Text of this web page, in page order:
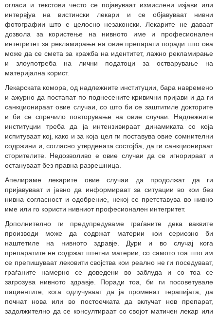
огласи и текстови често се појавуваат измислени изјави или
интервјуа на вистински лекари и се објавуваат нивни
фотографии што е целосно незаконски. Лекарите не даваат
дозвола за користење на нивното име и професионален
интегритет за рекламирање на овие препарати поради што ова
може да се смета за кражба на идентитет, лажно рекламирање
и злоупотреба на лични податоци за остварување на
материјална корист.
Лекарската комора, од надлежните институции, бара навремено
и ажурно да постапат по поднесените кривични пријави и да ги
санкционираат овие случаи, со што би се заштитиле докторите
и би се спречило повторување на овие случаи. Надлежните
институции треба да ја интензивираат динамиката со која
испитуваат кој, како и за која цел ги поставува овие сомнителни
содржини и, согласно утврдената состојба, да ги санкционираат
сторителите. Недозволиво е овие случаи да се игнорираат и
остануваат без правна разрешница.
Апелираме лекарите овие случаи да продолжат да ги
пријавуваат и јавно да информираат за ситуации во кои без
нивна согласност и одобрение, некој се претставува во нивно
име или го користи нивниот професионален интегритет.
Дополнително ги предупредуваме граѓаните дека ваквите
производи може да содржат материи кои сериозно би
наштетиле на нивното здравје. Дури и во случај кога
препаратите не содржат штетни материи, со самото тоа што им
се препишуваат лековити својства кои реално не ги поседуваат,
граѓаните намерно се доведени во заблуда и со тоа се
загрозува нивното здравје. Поради тоа, би ги посоветувале
пациентите, кога одлучуваат да ја променат терапијата, да
почнат нова или во постоечката да вклучат нов препарат,
задолжително да се консултираат со својот матичен лекар или